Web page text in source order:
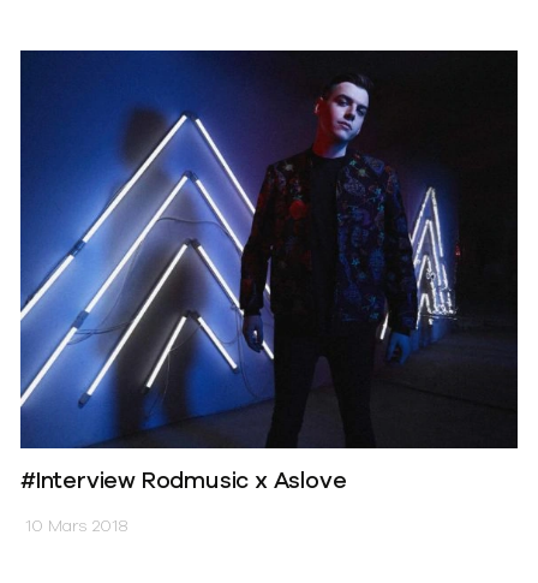
#Interview Rodmusic x Aslove
10 Mars 2018